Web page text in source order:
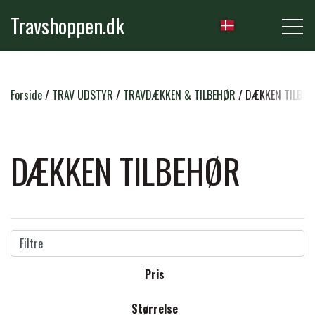
Travshoppen.dk
NYHEDER
HEST
RYTTER
RIDEBUKSER & LEGGINS
TRØJER, BLUSER & T-SHIRTS
PLEJE & STALD
STRIGLER & TILBEHØR
Forside TRAV UDSTYR TRAVDÆKKEN & TILBEHØR DÆKKEN
DÆKKEN TILBEHØR
Filtre
Pris
Størrelse